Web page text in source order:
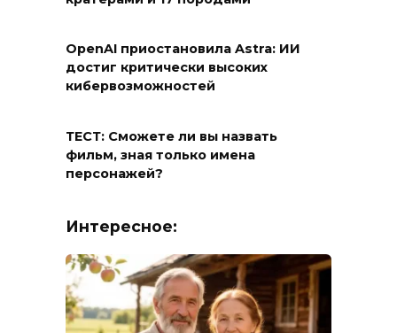
OpenAI приостановила Astra: ИИ
достиг критически высоких
кибервозможностей
ТЕСТ: Сможете ли вы назвать
фильм, зная только имена
персонажей?
Интересное: